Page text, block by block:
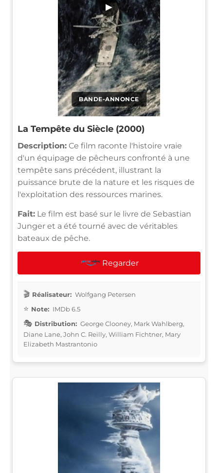
BANDE-ANNONCE
▶
La Tempête du Siècle (2000)
Description: Ce film raconte l'histoire vraie
d'un équipage de pêcheurs confronté à une
tempête sans précédent, illustrant la
puissance brute de la nature et les risques de
l'exploitation des ressources marines.
Fait: Le film est basé sur le livre de Sebastian
Junger et a été tourné avec de véritables
bateaux de pêche.
Regarder
Réalisateur: Wolfgang Petersen
Note: IMDb 6.5
Distribution: George Clooney, Mark Wahlberg,
Diane Lane, John C. Reilly, William Fichtner, Mary
Elizabeth Mastrantonio